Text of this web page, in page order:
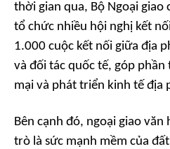
thời gian qua, Bộ Ngoại giao
tổ chức nhiều hội nghị kết
1.000 cuộc kết nối giữa địa
và đối tác quốc tế, góp
mại và phát triển kinh tế địa
Bên cạnh đó, ngoại giao
trò là sức mạnh mềm của